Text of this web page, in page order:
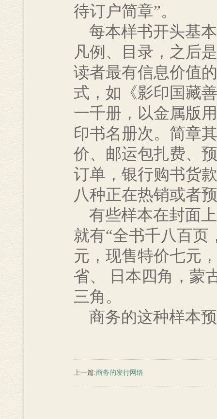
待订户简章”。
每本样书开头基
凡例、目录，之后
读者最有信息价值
式，如《影印国藏
一千册，以金属版
印书名册次。简章
价、邮运包扎费、
订单，银行购书货
八种正在热销或者
有些样本在封面
就有“全书千八百页
元，现售特价七元
省、 日本四角，蒙
三角。
商务的这种样本
上一篇:商务的发行网络